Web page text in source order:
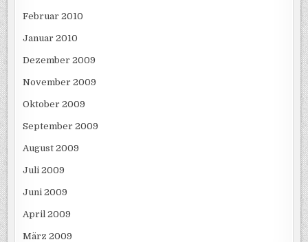
Februar 2010
Januar 2010
Dezember 2009
November 2009
Oktober 2009
September 2009
August 2009
Juli 2009
Juni 2009
April 2009
März 2009